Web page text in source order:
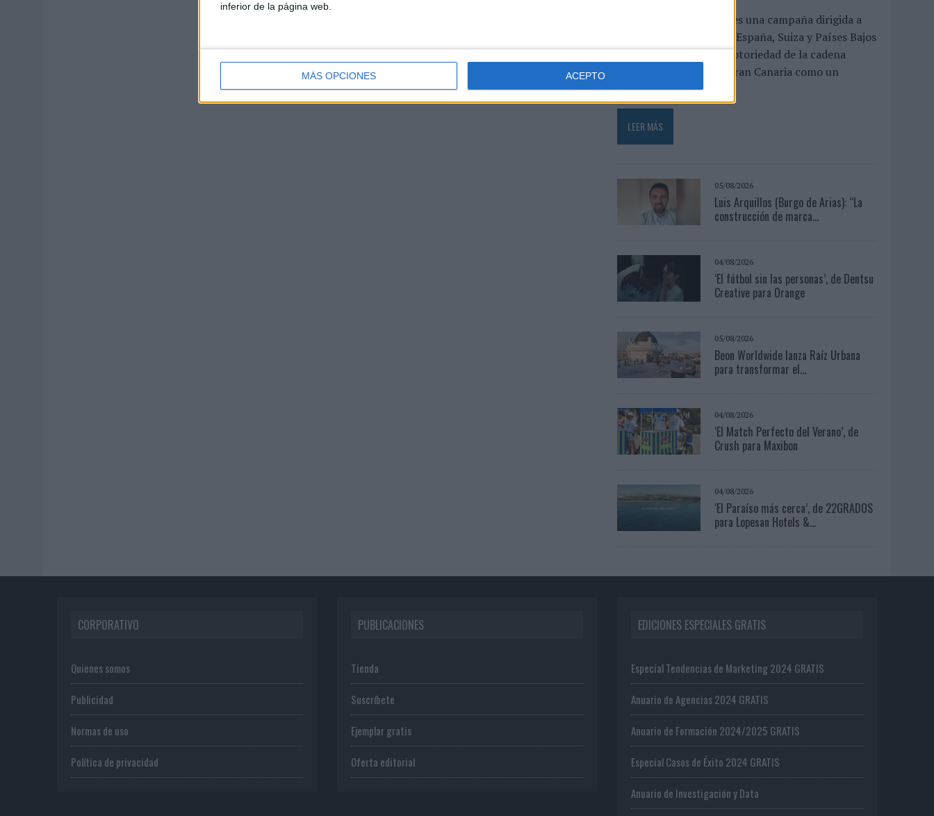
inferior de la página web.
MÁS OPCIONES ACEPTO
‘El paraíso, más cerca’ es una campaña dirigida a
Reino Unido, Alemania, España, Suiza y Países Bajos
que busca reforzar la notoriedad de la cadena
hotelera y posicionar Gran Canaria como un
destino...
LEER MÁS
05/08/2026
Luis Arquillos (Burgo de Arias): “La
construcción de marca...
04/08/2026
‘El fútbol sin las personas’, de Dentsu
Creative para Orange
05/08/2026
Beon Worldwide lanza Raíz Urbana
para transformar el...
04/08/2026
‘El Match Perfecto del Verano’, de
Crush para Maxibon
04/08/2026
‘El Paraíso más cerca’, de 22GRADOS
para Lopesan Hotels &...
CORPORATIVO
Quienes somos
Publicidad
Normas de uso
Política de privacidad
PUBLICACIONES
Tienda
Suscríbete
Ejemplar gratis
Oferta editorial
EDICIONES ESPECIALES GRATIS
Especial Tendencias de Marketing 2024 GRATIS
Anuario de Agencias 2024 GRATIS
Anuario de Formación 2024/2025 GRATIS
Especial Casos de Éxito 2024 GRATIS
Anuario de Investigación y Data